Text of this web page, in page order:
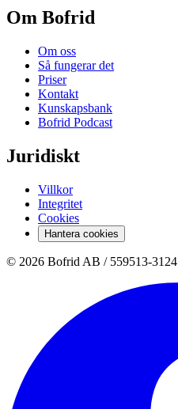
Om Bofrid
Om oss
Så fungerar det
Priser
Kontakt
Kunskapsbank
Bofrid Podcast
Juridiskt
Villkor
Integritet
Cookies
Hantera cookies
© 2026 Bofrid AB / 559513-3124